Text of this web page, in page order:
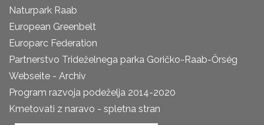
Naturpark Raab
European Greenbelt
Europarc Federation
Partnerstvo Trideželnega parka Goričko-Raab-Őrség
Webseite - Archiv
Program razvoja podeželja 2014-2020
Kmetovati z naravo - spletna stran